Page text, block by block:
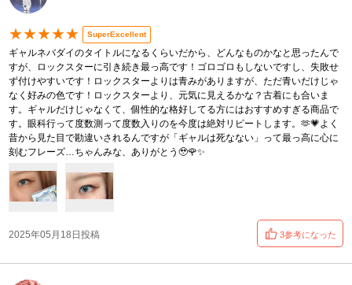
★★★★★ SuperExcellent
ギャルネバダイのタイトルになるくらいだから、どんなものかなと思ったんで
すが、ロックスターに引き続き最っ高です！ゴロゴロもしないですし、失敗せ
ず付けやすいです！ロックスターよりは青みがありますが、ただ青いだけじゃ
なく好みの色です！ロックスターより、元気に見えるかな？古着にも合いま
す。ギャルだけじゃなくて、個性的な格好してる方にはおすすめすぎる商品で
す。眼科行って度数測って度数入りのを今度は絶対リピートします。🫶💗よく
昔から見た目で勘違いされるんですが「ギャルは死なない」って最っ高に心に
刻むフレーズ…ちゃんみな、ありがとう🥹🌹✨
2025年05月18日投稿 3参考になった